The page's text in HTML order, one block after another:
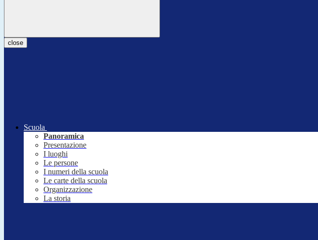
close
Scuola
Panoramica
Presentazione
I luoghi
Le persone
I numeri della scuola
Le carte della scuola
Organizzazione
La storia